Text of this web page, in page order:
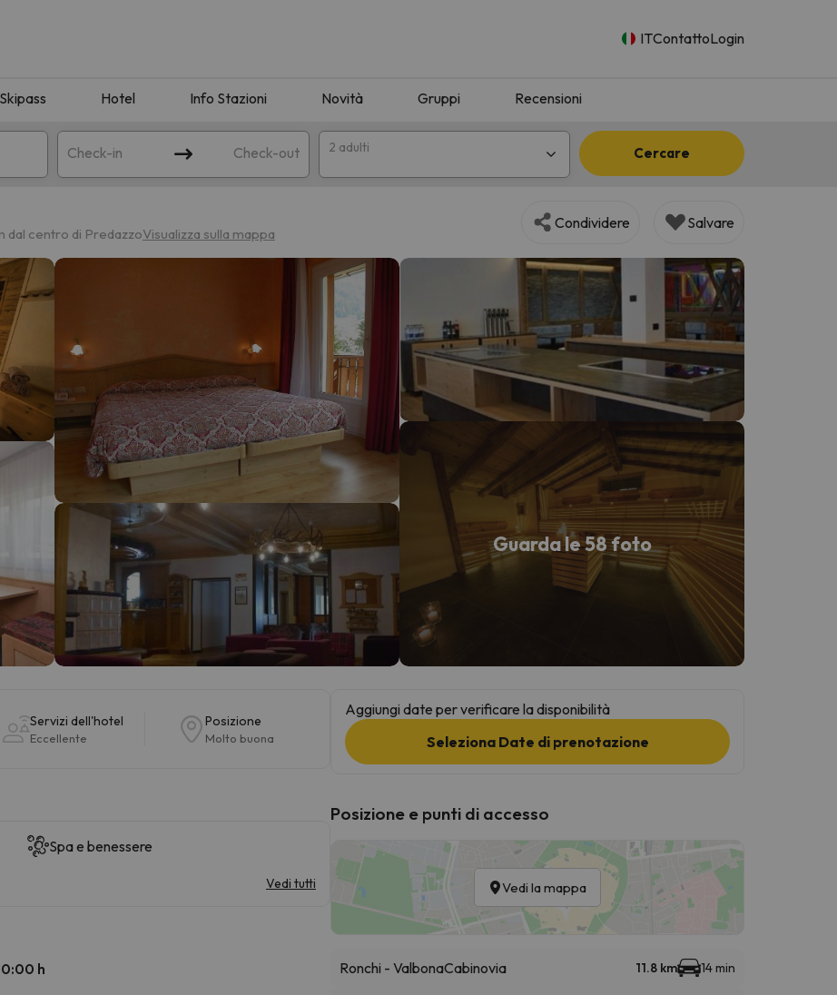
ITContattoLogin
Hotel Info Stazioni Novità Gruppi Recensioni
Check-in Check-out 2 adulti Cercare
alla sua ricerca. Provare a modificare la destinazione.
la strada. Non appena troverà la bussola, tornerà.
dal centro di PredazzoVisualizza sulla mappa
Condividere Salvare
Guarda le 58 foto
Servizi dell'hotel
Eccellente
Posizione
Molto buona
Spa e benessere
Vedi tutti
h
Aggiungi date per verificare la disponibilità
Seleziona Date di prenotazione
Posizione e punti di accesso
Vedi la mappa
Ronchi - ValbonaCabinovia 11.8 km 14 min